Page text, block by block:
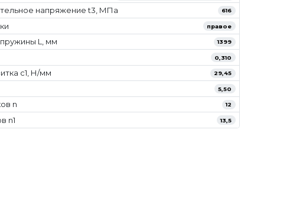
напряжение t3, МПа
616
правое
L, мм 1399
0,310
c1, Н/мм 29,45
5,50
n 12
n1 13,5